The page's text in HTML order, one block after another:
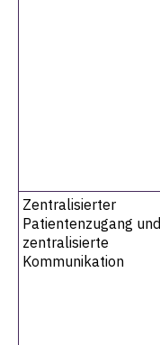
Zentralisierter
Patientenzugang und
zentralisierte
Kommunikation